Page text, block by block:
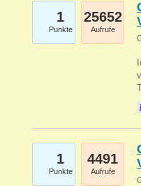
1
Punkte
25652
Aufrufe
1
Punkte
4491
Aufrufe